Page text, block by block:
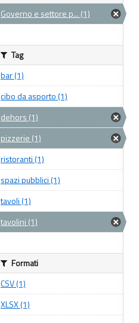
Governo e settore p... (1)
Tag
bar (1)
cibo da asporto (1)
dehors (1)
pizzerie (1)
ristoranti (1)
spazi pubblici (1)
tavoli (1)
tavolini (1)
Formati
CSV (1)
XLSX (1)